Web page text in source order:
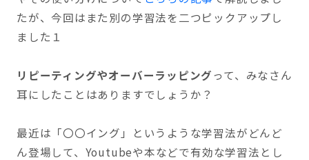
たが、今回はまた別の学習法を二つピックアップし
ました１
リピーティングやオーバーラッピングって、みなさん
耳にしたことはありますでしょうか？
最近は「〇〇イング」というような学習法がどんど
ん登場して、Youtubeや本などで有効な学習法とし